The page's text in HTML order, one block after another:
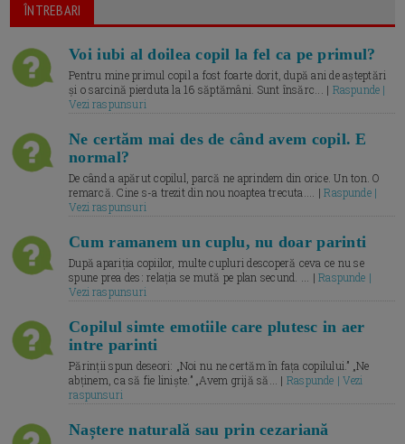
ÎNTREBARI
Voi iubi al doilea copil la fel ca pe primul?
Pentru mine primul copil a fost foarte dorit, după ani de așteptări
și o sarcină pierduta la 16 săptămâni. Sunt însărc... | Raspunde |
Vezi raspunsuri
Ne certăm mai des de când avem copil. E
normal?
De când a apărut copilul, parcă ne aprindem din orice. Un ton. O
remarcă. Cine s-a trezit din nou noaptea trecuta.... |Raspunde |
Vezi raspunsuri
Cum ramanem un cuplu, nu doar parinti
După apariția copiilor, multe cupluri descoperă ceva ce nu se
spune prea des: relația se mută pe plan secund. ... |Raspunde |
Vezi raspunsuri
Copilul simte emotiile care plutesc in aer
intre parinti
Părinții spun deseori: „Noi nu ne certăm în fața copilului.” „Ne
abținem, ca să fie liniște.” „Avem grijă să... | Raspunde | Vezi
raspunsuri
Naștere naturală sau prin cezariană